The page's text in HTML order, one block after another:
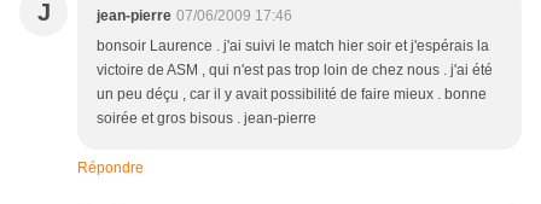
J jean-pierre 07/06/2009 17:46
bonsoir Laurence . j'ai suivi le match hier soir et j'espérais la
victoire de ASM , qui n'est pas trop loin de chez nous . j'ai été
un peu déçu , car il y avait possibilité de faire mieux . bonne
soirée et gros bisous . jean-pierre
Répondre